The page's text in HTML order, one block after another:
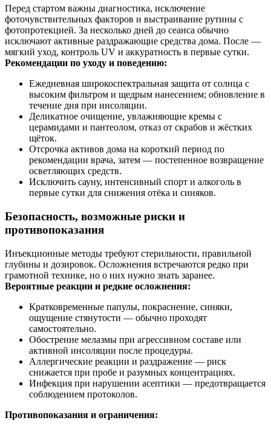
Перед стартом важны диагностика, исключение
фоточувствительных факторов и выстраивание рутины с
фотопротекцией. За несколько дней до сеанса обычно
исключают активные раздражающие средства дома. После —
мягкий уход, контроль UV и аккуратность в первые сутки.
Рекомендации по уходу и поведению:
Ежедневная широкоспектральная защита от солнца с
высоким фильтром и щедрым нанесением; обновление в
течение дня при инсоляции.
Деликатное очищение, увлажняющие кремы с
церамидами и пантеолом, отказ от скрабов и жёстких
щёток.
Отсрочка активов дома на короткий период по
рекомендации врача, затем — постепенное возвращение
осветляющих средств.
Исключить сауну, интенсивный спорт и алкоголь в
первые сутки для снижения отёка и синяков.
Безопасность, возможные риски и
противопоказания
Инъекционные методы требуют стерильности, правильной
глубины и дозировок. Осложнения встречаются редко при
грамотной технике, но о них нужно знать заранее.
Вероятные реакции и редкие осложнения:
Кратковременные папулы, покраснение, синяки,
ощущение стянутости — обычно проходят
самостоятельно.
Обострение мелазмы при агрессивном составе или
активной инсоляции после процедуры.
Аллергические реакции и раздражение — риск
снижается при пробе и разумных концентрациях.
Инфекция при нарушении асептики — предотвращается
соблюдением протоколов.
Противопоказания и ограничения: